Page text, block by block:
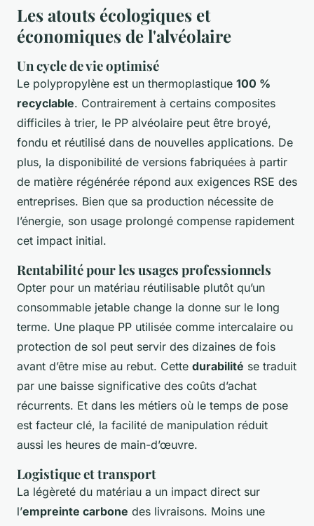
Les atouts écologiques et
économiques de l'alvéolaire
Un cycle de vie optimisé
Le polypropylène est un thermoplastique 100 %
recyclable. Contrairement à certains composites
difficiles à trier, le PP alvéolaire peut être broyé,
fondu et réutilisé dans de nouvelles applications. De
plus, la disponibilité de versions fabriquées à partir
de matière régénérée répond aux exigences RSE des
entreprises. Bien que sa production nécessite de
l’énergie, son usage prolongé compense rapidement
cet impact initial.
Rentabilité pour les usages professionnels
Opter pour un matériau réutilisable plutôt qu’un
consommable jetable change la donne sur le long
terme. Une plaque PP utilisée comme intercalaire ou
protection de sol peut servir des dizaines de fois
avant d’être mise au rebut. Cette durabilité se traduit
par une baisse significative des coûts d’achat
récurrents. Et dans les métiers où le temps de pose
est facteur clé, la facilité de manipulation réduit
aussi les heures de main-d’œuvre.
Logistique et transport
La légèreté du matériau a un impact direct sur
l’empreinte carbone des livraisons. Moins une